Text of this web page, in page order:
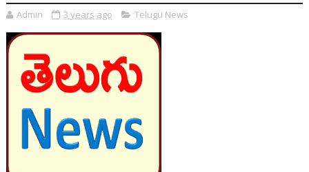
Admin 3 years ago Telugu News